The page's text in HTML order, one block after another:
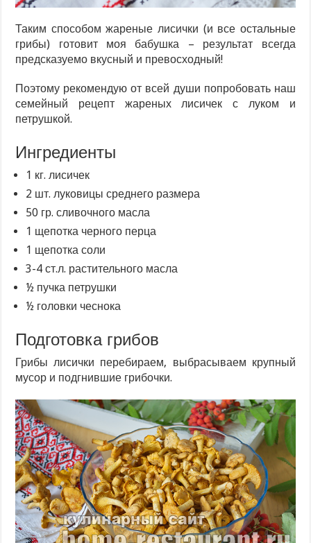
Таким способом жареные лисички (и все остальные
грибы) готовит моя бабушка – результат всегда
предсказуемо вкусный и превосходный!
Поэтому рекомендую от всей души попробовать наш
семейный рецепт жареных лисичек с луком и
петрушкой.
Ингредиенты
1 кг. лисичек
2 шт. луковицы среднего размера
50 гр. сливочного масла
1 щепотка черного перца
1 щепотка соли
3-4 ст.л. растительного масла
½ пучка петрушки
½ головки чеснока
Подготовка грибов
Грибы лисички перебираем, выбрасываем крупный
мусор и подгнившие грибочки.